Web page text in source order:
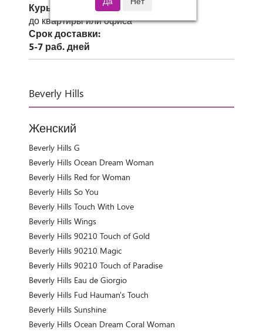
Курьер СДЭК
до квартиры или офиса
Срок доставки:
5-7 раб. дней
Beverly Hills
Женский
Beverly Hills G
Beverly Hills Ocean Dream Woman
Beverly Hills Red for Woman
Beverly Hills So You
Beverly Hills Touch With Love
Beverly Hills Wings
Beverly Hills 90210 Touch of Gold
Beverly Hills 90210 Magic
Beverly Hills 90210 Touch of Paradise
Beverly Hills Eau de Giorgio
Beverly Hills Fud Hauman's Touch
Beverly Hills Sunshine
Beverly Hills Ocean Dream Coral Woman